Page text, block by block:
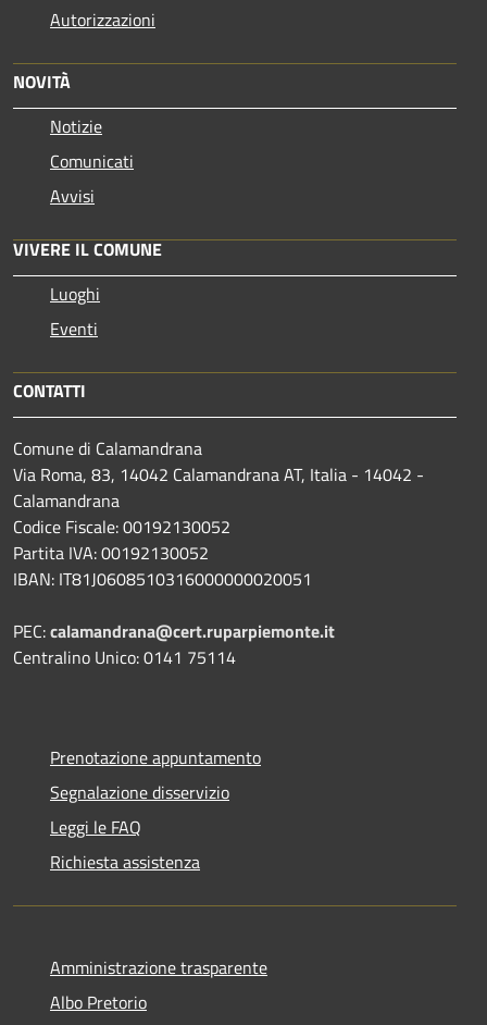
Autorizzazioni
NOVITÀ
Notizie
Comunicati
Avvisi
VIVERE IL COMUNE
Luoghi
Eventi
CONTATTI
Comune di Calamandrana
Via Roma, 83, 14042 Calamandrana AT, Italia - 14042 -
Calamandrana
Codice Fiscale: 00192130052
Partita IVA: 00192130052
IBAN: IT81J0608510316000000020051
PEC:calamandrana@cert.ruparpiemonte.it
Centralino Unico: 0141 75114
Prenotazione appuntamento
Segnalazione disservizio
Leggi le FAQ
Richiesta assistenza
Amministrazione trasparente
Albo Pretorio